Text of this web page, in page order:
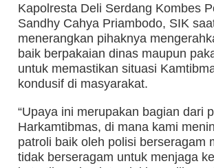
Kapolresta Deli Serdang Kombes
Sandhy Cahya Priambodo, SIK
menerangkan pihaknya
baik berpakaian dinas maupun
untuk memastikan situasi
kondusif di masyarakat.
“Upaya ini merupakan bagian dari
Harkamtibmas, di mana kami
patroli baik oleh polisi berseragam
tidak berseragam untuk menjaga